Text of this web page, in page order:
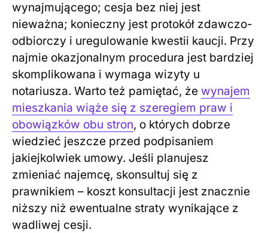
wynajmującego; cesja bez niej jest
nieważna; konieczny jest protokół zdawczo-
odbiorczy i uregulowanie kwestii kaucji. Przy
najmie okazjonalnym procedura jest bardziej
skomplikowana i wymaga wizyty u
notariusza. Warto też pamiętać, że wynajem
mieszkania wiąże się z szeregiem praw i
obowiązków obu stron, o których dobrze
wiedzieć jeszcze przed podpisaniem
jakiejkolwiek umowy. Jeśli planujesz
zmieniać najemcę, skonsultuj się z
prawnikiem – koszt konsultacji jest znacznie
niższy niż ewentualne straty wynikające z
wadliwej cesji.